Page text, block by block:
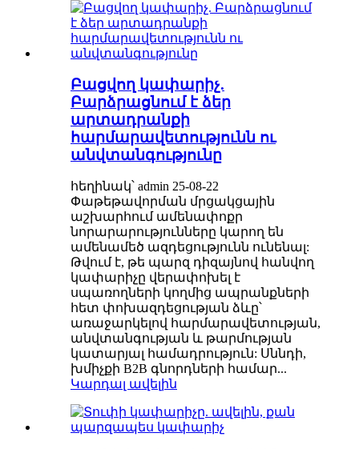
Բացվող կափարիչ.
Բարձրացնում է ձեր
արտադրանքի
հարմարավետությունն ու
անվտանգությունը
հեղինակ՝ admin 25-08-22
Փաթեթավորման մրցակցային
աշխարհում ամենափոքր
նորարարությունները կարող են
ամենամեծ ազդեցությունն ունենալ:
Թվում է, թե պարզ դիզայնով հանվող
կափարիչը վերափոխել է
սպառողների կողմից ապրանքների
հետ փոխազդեցության ձևը՝
առաջարկելով հարմարավետության,
անվտանգության և թարմության
կատարյալ համադրություն: Սննդի,
խմիչքի B2B գնորդների համար...
Կարդալ ավելին